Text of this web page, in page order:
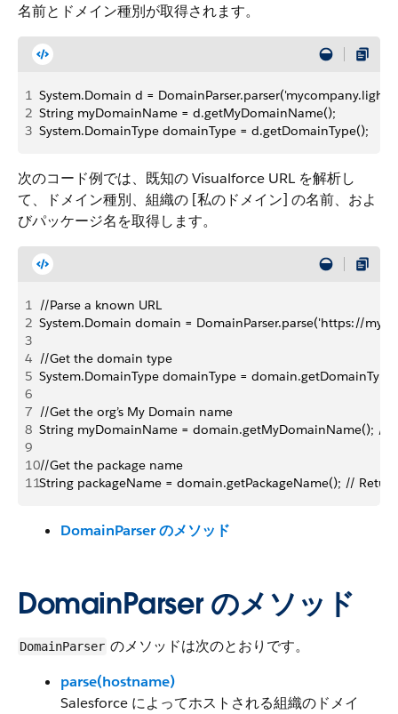
名前とドメイン種別が取得されます。
1 System.Domain d =
2 String myDomainName = d.getMyDomainName();
3 System.DomainType domainType = d.getDomainType();
次のコード例では、既知の Visualforce URL を解析し
て、ドメイン種別、組織の [私のドメイン] の名前、およ
びパッケージ名を取得します。
1 //Parse a known URL
2 System.Domain domain = DomainParser.parse('https://
3
4 //Get the domain type
5 System.DomainType domainType =
6
7 //Get the org’s My Domain name
8 String myDomainName = domain.getMyDomainName(); //
9
10//Get the package name
11String packageName = domain.getPackageName(); //
DomainParser のメソッド
DomainParser のメソッド
DomainParser のメソッドは次のとおりです。
parse(hostname)
Salesforce によってホストされる組織のドメイ